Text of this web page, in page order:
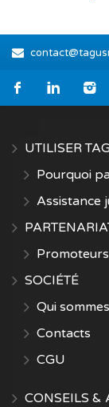
UTILISER
Pourquoi
Assistance
Promoteurs
SOCIÉTÉ
Qui
Contacts
CGU
CONSEILS &